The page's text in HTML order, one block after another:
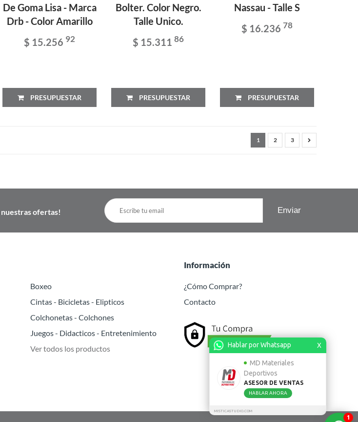
1
Hablar por Whatsapp X
MD Materiales
Deportivos
ASESOR DE VENTAS
HABLAR AHORA
MISTICASTUDIO.COM
De Goma Lisa - Marca
Drb - Color Amarillo
$ 15.256 92
PRESUPUESTAR
Bolter. Color Negro.
Talle Unico.
$ 15.31186
PRESUPUESTAR
Nassau - Talle S
$ 16.236 78
PRESUPUESTAR
1 2 3
nuestras ofertas!
Boxeo
Cintas - Bicicletas - Elipticos
Colchonetas - Colchones
Juegos - Didacticos - Entretenimiento
Ver todos los productos
Información
¿Cómo Comprar?
Contacto